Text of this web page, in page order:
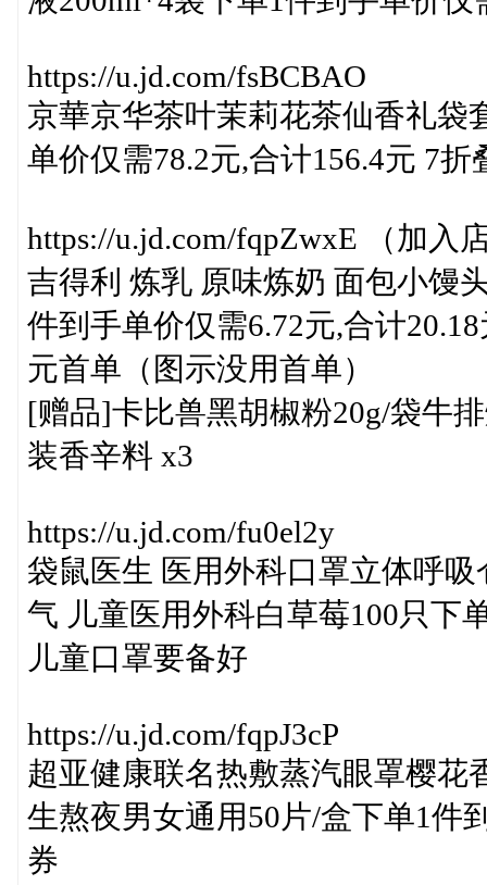
https://u.jd.com/fsBCBAO
京華京华茶叶茉莉花茶仙香礼袋
单价仅需78.2元,合计156.4元 7
https://u.jd.com/fqpZwxE （加入
吉得利 炼乳 原味炼奶 面包小馒
件到手单价仅需6.72元,合计
元首单（图示没用首单）
[赠品]卡比兽黑胡椒粉20g/袋牛
装香辛料 x3
https://u.jd.com/fu0el2y
袋鼠医生 医用外科口罩立体呼
气 儿童医用外科白草莓100只下
儿童口罩要备好
https://u.jd.com/fqpJ3cP
超亚健康联名热敷蒸汽眼罩樱花
生熬夜男女通用50片/盒下单1件
券